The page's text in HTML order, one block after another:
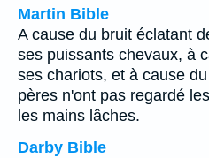
Martin Bible
A cause du bruit éclatant
ses puissants chevaux, à
ses chariots, et à cause
pères n'ont pas regardé
les mains lâches.
Darby Bible